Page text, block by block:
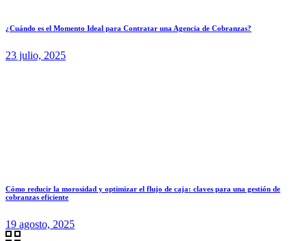
¿Cuándo es el Momento Ideal para Contratar una Agencia de Cobranzas?
23 julio, 2025
Cómo reducir la morosidad y optimizar el flujo de caja: claves para una gestión de
cobranzas eficiente
19 agosto, 2025